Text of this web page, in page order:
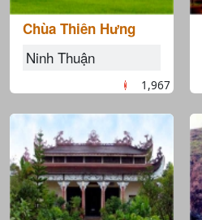
Chùa Thiên Hưng
Ninh Thuận
1,967